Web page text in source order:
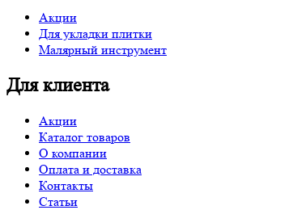
Акции
Для укладки плитки
Малярный инструмент
Для клиента
Акции
Каталог товаров
О компании
Оплата и доставка
Контакты
Статьи